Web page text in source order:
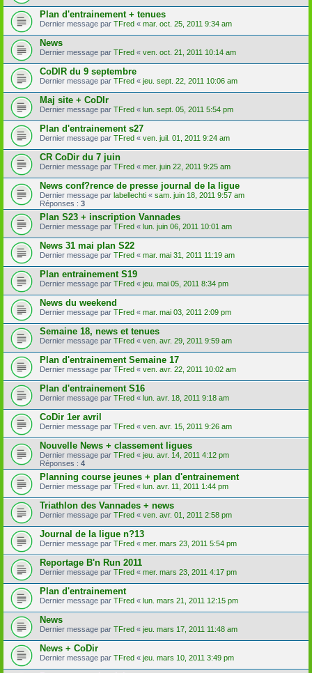
Plan d'entrainement + tenues
Dernier message par TFred « mar. oct. 25, 2011 9:34 am
News
Dernier message par TFred « ven. oct. 21, 2011 10:14 am
CoDIR du 9 septembre
Dernier message par TFred « jeu. sept. 22, 2011 10:06 am
Maj site + CoDIr
Dernier message par TFred « lun. sept. 05, 2011 5:54 pm
Plan d'entrainement s27
Dernier message par TFred « ven. juil. 01, 2011 9:24 am
CR CoDir du 7 juin
Dernier message par TFred « mer. juin 22, 2011 9:25 am
News conf?rence de presse journal de la ligue
Dernier message par labellechti « sam. juin 18, 2011 9:57 am
Réponses : 3
Plan S23 + inscription Vannades
Dernier message par TFred « lun. juin 06, 2011 10:01 am
News 31 mai plan S22
Dernier message par TFred « mar. mai 31, 2011 11:19 am
Plan entrainement S19
Dernier message par TFred « jeu. mai 05, 2011 8:34 pm
News du weekend
Dernier message par TFred « mar. mai 03, 2011 2:09 pm
Semaine 18, news et tenues
Dernier message par TFred « ven. avr. 29, 2011 9:59 am
Plan d'entrainement Semaine 17
Dernier message par TFred « ven. avr. 22, 2011 10:02 am
Plan d'entrainement S16
Dernier message par TFred « lun. avr. 18, 2011 9:18 am
CoDir 1er avril
Dernier message par TFred « ven. avr. 15, 2011 9:26 am
Nouvelle News + classement ligues
Dernier message par TFred « jeu. avr. 14, 2011 4:12 pm
Réponses : 4
Planning course jeunes + plan d'entrainement
Dernier message par TFred « lun. avr. 11, 2011 1:44 pm
Triathlon des Vannades + news
Dernier message par TFred « ven. avr. 01, 2011 2:58 pm
Journal de la ligue n?13
Dernier message par TFred « mer. mars 23, 2011 5:54 pm
Reportage B'n Run 2011
Dernier message par TFred « mer. mars 23, 2011 4:17 pm
Plan d'entrainement
Dernier message par TFred « lun. mars 21, 2011 12:15 pm
News
Dernier message par TFred « jeu. mars 17, 2011 11:48 am
News + CoDir
Dernier message par TFred « jeu. mars 10, 2011 3:49 pm